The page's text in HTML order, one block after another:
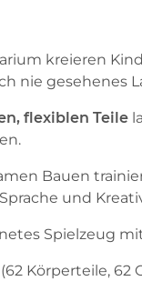
kreieren
nie gesehenes
flexiblen Teile
Bauen
und
Spielzeug
Körperteile, 62